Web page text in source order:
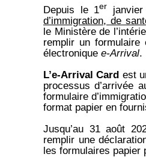
Depuis le 1er
d’immigration, de
le Ministère de
remplir un formulaire
électronique e-Arrival.
L’e-Arrival Card est
processus d’arrivée
formulaire
format papier en
Jusqu’au 31 août
remplir une
les formulaires papier